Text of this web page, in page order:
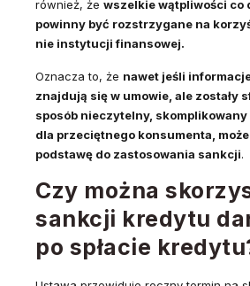
również, że wszelkie wątpliwości co
powinny być rozstrzygane na
nie instytucji finansowej.
Oznacza to, że nawet jeśli
znajdują się w umowie, ale zostały
sposób nieczytelny,
dla przeciętnego konsumenta,
podstawę do zastosowania sankcji.
Czy można
sankcji kredytu
po spłacie